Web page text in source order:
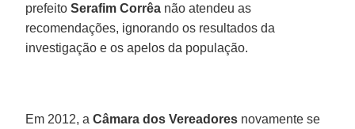
prefeitoSerafim Corrêa não atendeu as
recomendações, ignorando os resultados da
investigação e os apelos da população.
Em 2012, aCâmara dos Vereadores novamente se